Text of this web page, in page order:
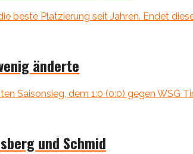
beste Platzierung seit Jahren. Endet
änderte
Saisonsieg, dem 1:0 (0:0) gegen WSG
und Schmid